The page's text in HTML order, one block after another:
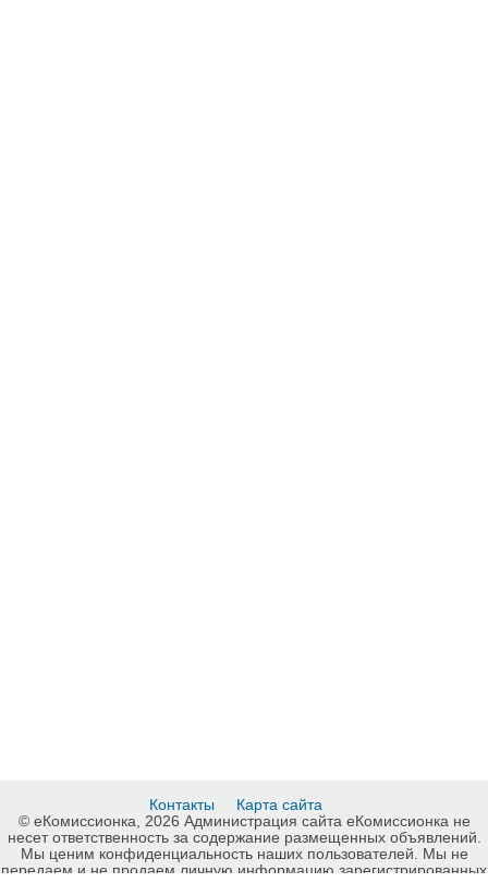
Контакты
Карта сайта
© еКомиссионка, 2026 Администрация сайта еКомиссионка не
несет ответственность за содержание размещенных объявлений.
Мы ценим конфиденциальность наших пользователей. Мы не
передаем и не продаем личную информацию зарегистрированных